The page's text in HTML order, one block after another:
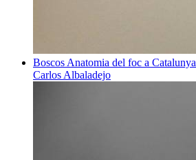
Boscos Anatomia del foc a Catalunya
Carlos Albaladejo